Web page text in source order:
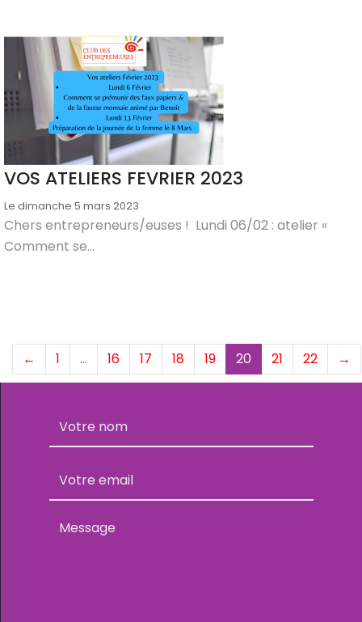
VOS ATELIERS FEVRIER 2023
Le dimanche 5 mars 2023
Chers entrepreneurs/euses ! Lundi 06/02 : atelier «
Comment se...
← 1 … 16 17 18 19 20(current)
21 22 →